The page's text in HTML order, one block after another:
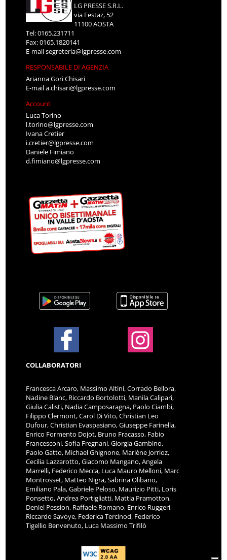
LG PRESSE S.R.L.
via Festaz, 52
11100 AOSTA
Tel: 0165.231711
Fax: 0165.1820141
E-mailsegreteria@lgpresse.com
RESPONSABILE DI AGENZIA
Arianna Gori Chisari
E-maila.chisari@lgpresse.com
Account
Luca Torino
l.torino@lgpresse.com
Ivana Cretier
i.cretier@lgpresse.com
Daniele Fimiano
d.fimiano@lgpresse.com
COLLABORATORI
Francesca Arcaro, Massimo Altini, Corrado Bellora,
Nadine Blanc, Riccardo Bortolotti, Manila Calipari,
Giulia Calisti, Nadia Camposaragna, Paolo Ciambi,
Filippo Clermont, Carol Di Vito, Christian Leo
Dufour, Christian Evaspasiano, Giuseppe Farinella,
Enrico Formento Dojot, Bruno Fracasso, Fabio
Francesconi, Sofia Fregnani, Giorgia Gambino,
Paolo Gatto, Michael Ghignone, Marlène Jorrioz,
Cecilia Lazzarotto, Giacomo Mangano, Angela
Marrelli, Federico Mecca, Luca Mauro Melloni, Marc
Montrosset, Matteo Nigra, Sabrina Olibano,
Emiliano Pala, Gabriele Peloso, Maurizio Pitti, Loris
Ponsetto, Andrea Portigliatti, Mattia Pramotton,
Deniel Pession, Raffaele Romano, Enrico Ruggeri,
Riccardo Savoye, Federica Tercinod, Federico
Tigellio Benvenuto, Luca Massimo Trifilò